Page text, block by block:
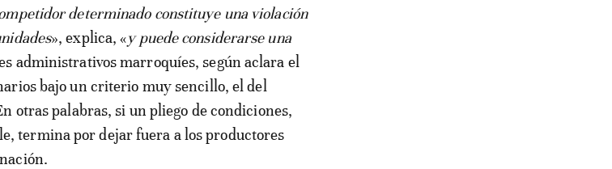
determinado constituye una violación
», explica, «y puede considerarse una
administrativos marroquíes, según aclara el
bajo un criterio muy sencillo, el del
otras palabras, si un pliego de condiciones,
termina por dejar fuera a los productores